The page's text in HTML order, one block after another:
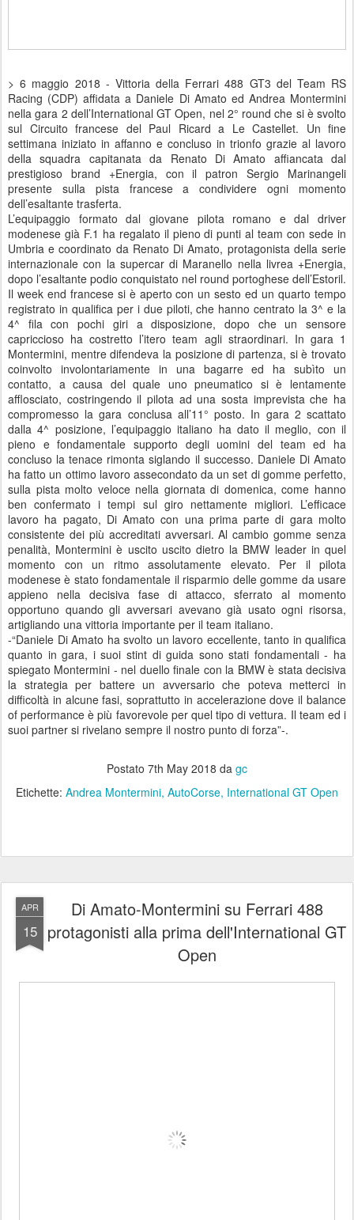
> 6 maggio 2018 - Vittoria della Ferrari 488 GT3 del Team RS
Racing (CDP) affidata a Daniele Di Amato ed Andrea Montermini
nella gara 2 dell’International GT Open, nel 2° round che si è svolto
sul Circuito francese del Paul Ricard a Le Castellet. Un fine
settimana iniziato in affanno e concluso in trionfo grazie al lavoro
della squadra capitanata da Renato Di Amato affiancata dal
prestigioso brand +Energia, con il patron Sergio Marinangeli
presente sulla pista francese a condividere ogni momento
dell’esaltante trasferta.
L’equipaggio formato dal giovane pilota romano e dal driver
modenese già F.1 ha regalato il pieno di punti al team con sede in
Umbria e coordinato da Renato Di Amato, protagonista della serie
internazionale con la supercar di Maranello nella livrea +Energia,
dopo l’esaltante podio conquistato nel round portoghese dell’Estoril.
Il week end francese si è aperto con un sesto ed un quarto tempo
registrato in qualifica per i due piloti, che hanno centrato la 3^ e la
4^ fila con pochi giri a disposizione, dopo che un sensore
capriccioso ha costretto l’itero team agli straordinari. In gara 1
Montermini, mentre difendeva la posizione di partenza, si è trovato
coinvolto involontariamente in una bagarre ed ha subìto un
contatto, a causa del quale uno pneumatico si è lentamente
afflosciato, costringendo il pilota ad una sosta imprevista che ha
compromesso la gara conclusa all’11° posto. In gara 2 scattato
dalla 4^ posizione, l’equipaggio italiano ha dato il meglio, con il
pieno e fondamentale supporto degli uomini del team ed ha
concluso la tenace rimonta siglando il successo. Daniele Di Amato
ha fatto un ottimo lavoro assecondato da un set di gomme perfetto,
sulla pista molto veloce nella giornata di domenica, come hanno
ben confermato i tempi sul giro nettamente migliori. L’efficace
lavoro ha pagato, Di Amato con una prima parte di gara molto
consistente dei più accreditati avversari. Al cambio gomme senza
penalità, Montermini è uscito uscito dietro la BMW leader in quel
momento con un ritmo assolutamente elevato. Per il pilota
modenese è stato fondamentale il risparmio delle gomme da usare
appieno nella decisiva fase di attacco, sferrato al momento
opportuno quando gli avversari avevano già usato ogni risorsa,
artigliando una vittoria importante per il team italiano.
-“Daniele Di Amato ha svolto un lavoro eccellente, tanto in qualifica
quanto in gara, i suoi stint di guida sono stati fondamentali - ha
spiegato Montermini - nel duello finale con la BMW è stata decisiva
la strategia per battere un avversario che poteva metterci in
difficoltà in alcune fasi, soprattutto in accelerazione dove il balance
of performance è più favorevole per quel tipo di vettura. Il team ed i
suoi partner si rivelano sempre il nostro punto di forza”-.
Postato 7th May 2018 da gc
Etichette: Andrea Montermini AutoCorse International GT Open
APR
15
Di Amato-Montermini su Ferrari 488
protagonisti alla prima dell'International GT
Open